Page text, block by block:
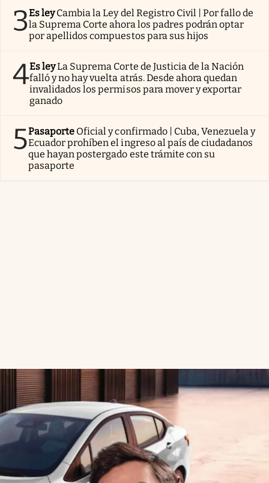
3Es ley Cambia la Ley del Registro Civil | Por fallo de
la Suprema Corte ahora los padres podrán optar
por apellidos compuestos para sus hijos
4Es leyLa Suprema Corte de Justicia de la Nación
falló y no hay vuelta atrás. Desde ahora quedan
invalidados los permisos para mover y exportar
ganado
5Pasaporte Oficial y confirmado | Cuba, Venezuela y
Ecuador prohíben el ingreso al país de ciudadanos
que hayan postergado este trámite con su
pasaporte